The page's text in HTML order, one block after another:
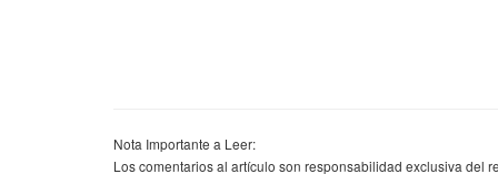
Nota Importante a Leer:
Los comentarios al artículo son responsabilidad exclusiva del